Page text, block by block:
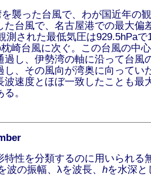
襲った台風で、わが国近年の
た台風で、名古屋港での最大偏
測された最低気圧は929.5hPaで
崎台風に次ぐ。この台風の中
過し、伊勢湾の軸に沿って台風
し、その風向が湾奥に向ってい
波速度とほぼ一致したことも最
。
特性を分類するのに用いられる
波の振幅、λを波長、 hを水深と